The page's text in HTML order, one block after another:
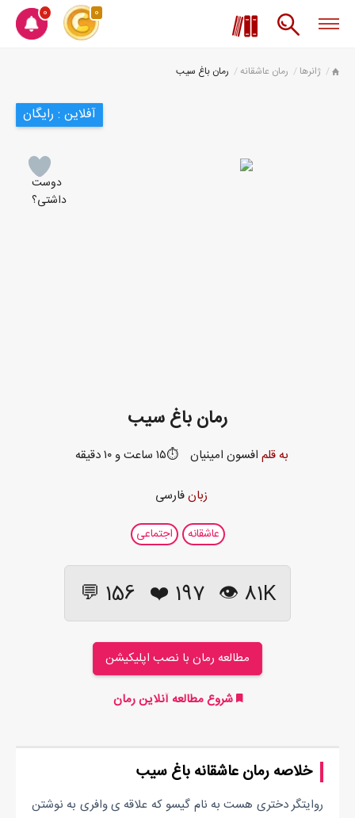
0 0
ژانرها رمان عاشقانه رمان باغ سیب
آفلاین : رایگان
دوست
داشتی؟
رمان باغ سیب
به قلم افسون امینیان ⏱️۱۵ ساعت و ۱۰ دقیقه
زبانفارسی
عاشقانه اجتماعی
81K 👁
197
❤️
156 💬
مطالعه رمان با نصب اپلیکیشن
شروع مطالعه آنلاین رمان
خلاصه رمان عاشقانه باغ سیب
روایتگر دختری هست به نام گیسو که علاقه ی وافری به نوشتن